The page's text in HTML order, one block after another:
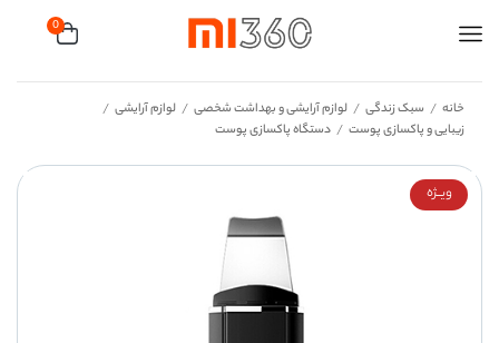
0
خانه / سبک زندگی / لوازم آرایشی و بهداشت شخصی / لوازم آرایشی /
زیبایی و پاکسازی پوست / دستگاه پاکسازی پوست
ویــژه